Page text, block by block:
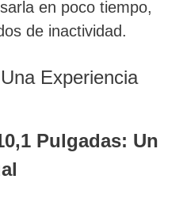
en poco tiempo,
de inactividad.
Experiencia
Pulgadas: Un